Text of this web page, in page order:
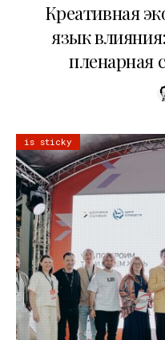
Креативная
язык
пленарная
is sticky